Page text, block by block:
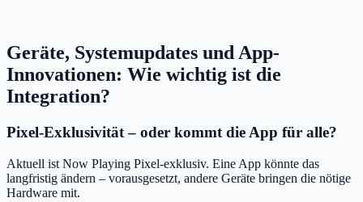
Geräte, Systemupdates und App-
Innovationen: Wie wichtig ist die
Integration?
Pixel-Exklusivität – oder kommt die App für alle?
Aktuell ist Now Playing Pixel-exklusiv. Eine App könnte das
langfristig ändern – vorausgesetzt, andere Geräte bringen die nötige
Hardware mit.